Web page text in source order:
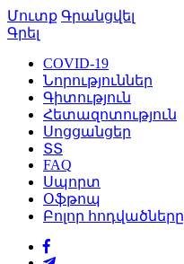
Մուտք Գրանցվել
Գրել
COVID-19
Նորություններ
Գիտություն
Հետազոտություն
Սոցցանցեր
ՏՏ
FAQ
Սպորտ
Օֆթոպ
Բոլոր հոդվածները